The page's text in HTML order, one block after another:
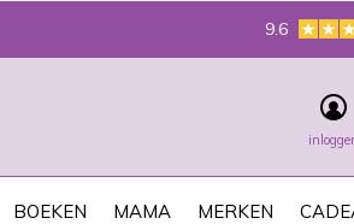
BOEKEN MAMA MERKEN
9.6